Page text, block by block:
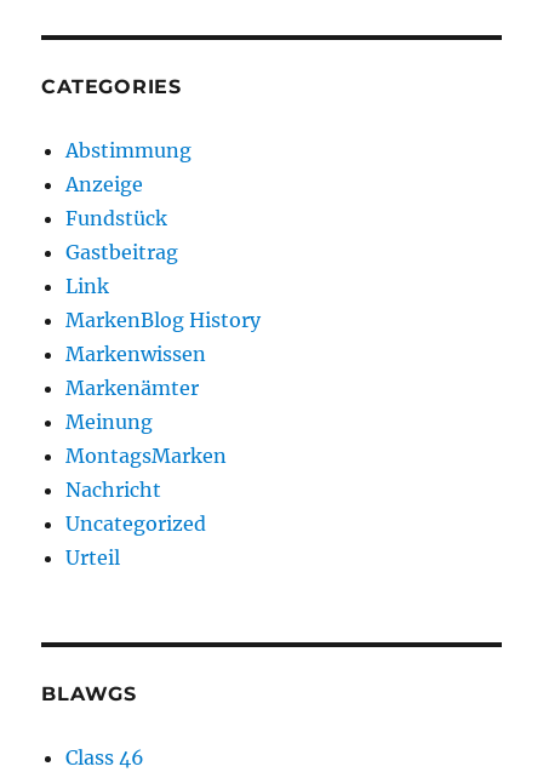
CATEGORIES
Abstimmung
Anzeige
Fundstück
Gastbeitrag
Link
MarkenBlog History
Markenwissen
Markenämter
Meinung
MontagsMarken
Nachricht
Uncategorized
Urteil
BLAWGS
Class 46